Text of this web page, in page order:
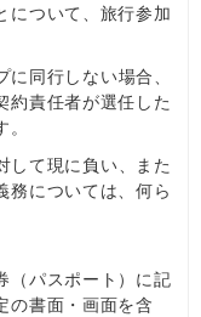
について、旅行参加
同行しない場合、
約責任者が選任した
して現に負い、また
務については、何ら
（パスポート）に記
の書面・画面を含